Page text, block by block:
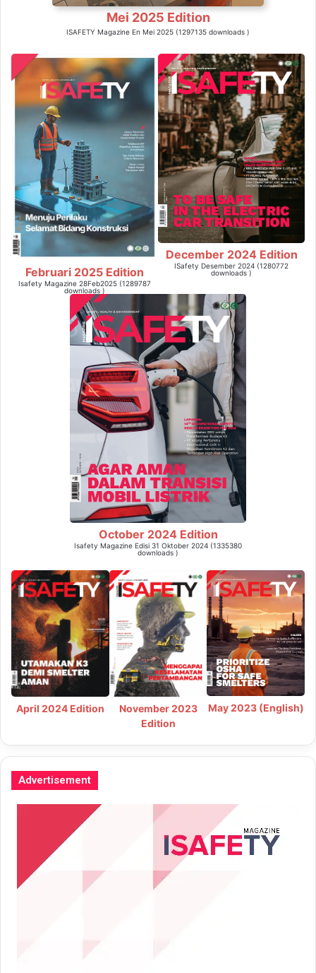
Mei 2025 Edition
ISAFETY Magazine En Mei 2025 (1297135 downloads )
Februari 2025 Edition
Isafety Magazine 28Feb2025 (1289787
downloads )
December 2024 Edition
ISafety Desember 2024 (1280772
downloads )
October 2024 Edition
Isafety Magazine Edisi 31 Oktober 2024 (1335380
downloads )
April 2024 Edition
November 2023
Edition
May 2023 (English)
Advertisement